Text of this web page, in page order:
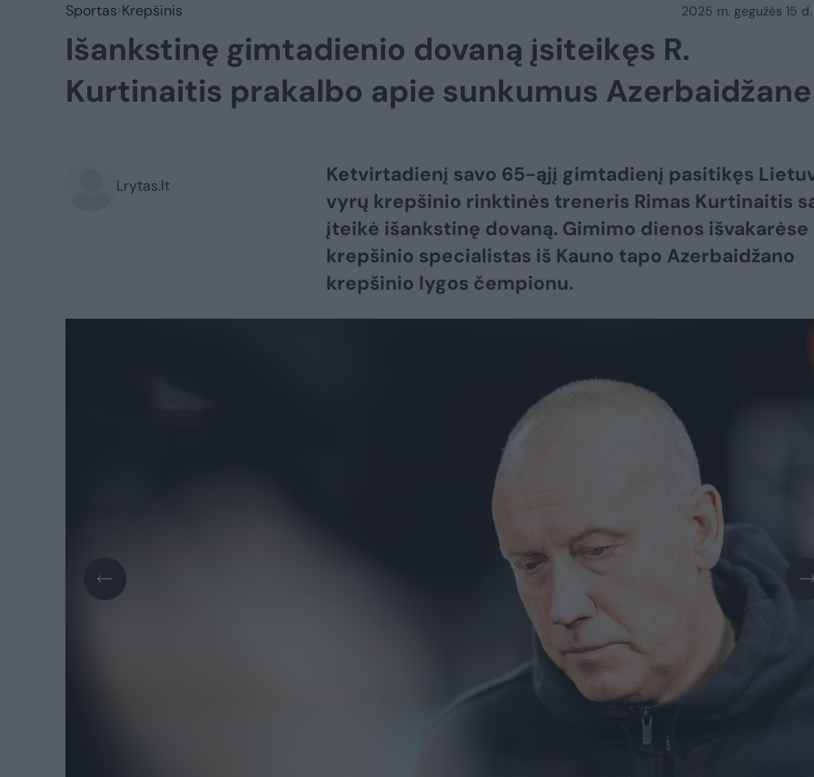
Sportas Krepšinis 2025 m. gegužės 15
Išankstinę gimtadienio dovaną įsiteikęs R.
Kurtinaitis prakalbo apie sunkumus Azerbaidžane
Lrytas.lt
Ketvirtadienį savo 65-ąjį gimtadienį pasitikęs
vyrų krepšinio rinktinės treneris Rimas Kurtinaitis
įteikė išankstinę dovaną. Gimimo dienos išvakarėse
krepšinio specialistas iš Kauno tapo Azerbaidžano
krepšinio lygos čempionu.